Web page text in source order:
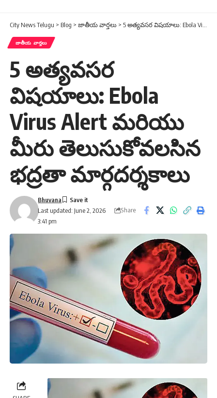
City News Telugu > Blog > జాతీయ వార్తలు > 5 అత్యవసర విషయాలు: Ebola Virus Alert మరియు మీరు తెలుసుకోవలసిన భద్రతా మార్గదర్శకాలు
జాతీయ వార్తలు
5 అత్యవసర
విషయాలు: Ebola
Virus Alert మరియు
మీరు తెలుసుకోవలసిన
భద్రతా మార్గదర్శకాలు
Last updated: June 2, 2026
3:41 pm
Bhuvana
Share